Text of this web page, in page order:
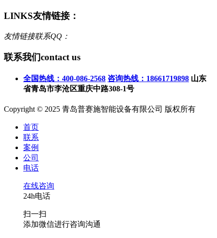
LINKS友情链接：
友情链接联系QQ：
联系我们contact us
全国热线：400-086-2568 咨询热线：18661719898 山东
省青岛市李沧区重庆中路308-1号
Copyright © 2025 青岛普赛施智能设备有限公司 版权所有
首页
联系
案例
公司
电话
在线咨询
24h电话
扫一扫
添加微信进行咨询沟通